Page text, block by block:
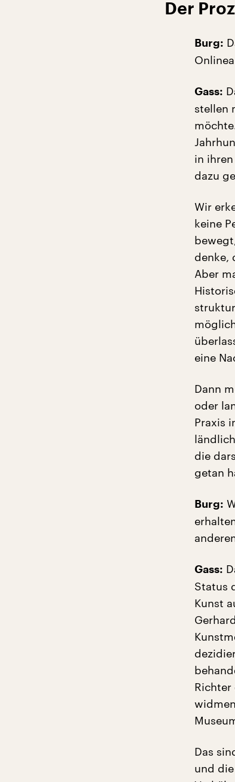
Der
Burg:
Gass:
stellen
in
dazu
Wir
keine
denke,
Aber
eine
Dann
oder
Praxis
die
getan
Burg:
Gass:
Status
Kunst
Richter
Das
und